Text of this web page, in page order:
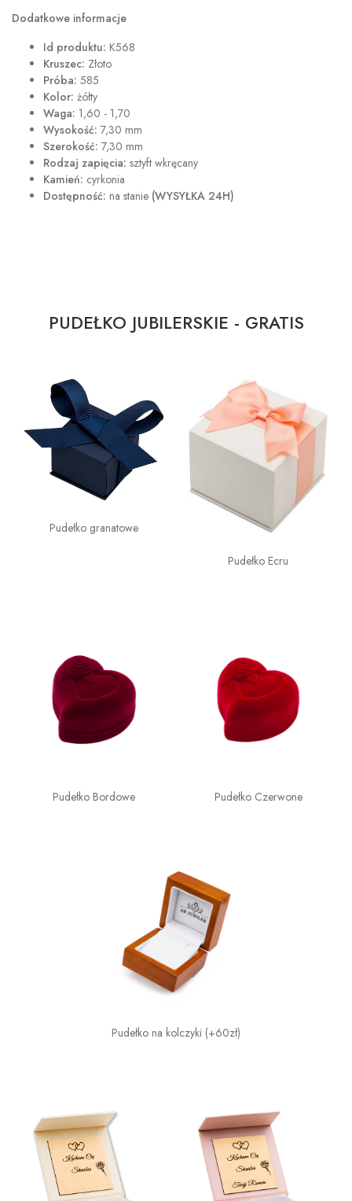
Dodatkowe informacje
Id produktu: K568
Kruszec: Złoto
Próba: 585
Kolor: żółty
Waga: 1,60 - 1,70
Wysokość: 7,30 mm
Szerokość: 7,30 mm
Rodzaj zapięcia: sztyft wkręcany
Kamień: cyrkonia
Dostępność: na stanie (WYSYŁKA 24H)
PUDEŁKO JUBILERSKIE - GRATIS
Pudełko granatowe
Pudełko Ecru
Pudełko Bordowe Pudełko Czerwone
Pudełko na kolczyki (+60zł)